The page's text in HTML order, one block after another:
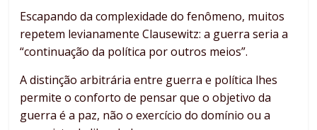
Escapando da complexidade do fenômeno, muitos
repetem levianamente Clausewitz: a guerra seria a
“continuação da política por outros meios”.
A distinção arbitrária entre guerra e política lhes
permite o conforto de pensar que o objetivo da
guerra é a paz, não o exercício do domínio ou a